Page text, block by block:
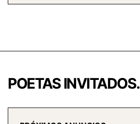
POETAS INVITADOS.